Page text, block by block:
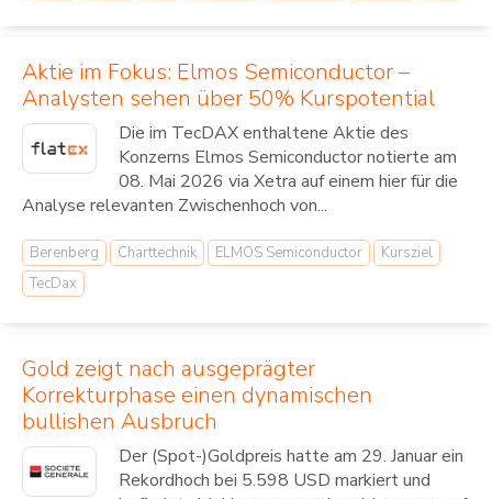
Aktie im Fokus: Elmos Semiconductor –
Analysten sehen über 50% Kurspotential
Die im TecDAX enthaltene Aktie des
Konzerns Elmos Semiconductor notierte am
08. Mai 2026 via Xetra auf einem hier für die
Analyse relevanten Zwischenhoch von...
Berenberg Charttechnik ELMOS Semiconductor
Kursziel
TecDax
Gold zeigt nach ausgeprägter
Korrekturphase einen dynamischen
bullishen Ausbruch
Der (Spot-)Goldpreis hatte am 29. Januar ein
Rekordhoch bei 5.598 USD markiert und